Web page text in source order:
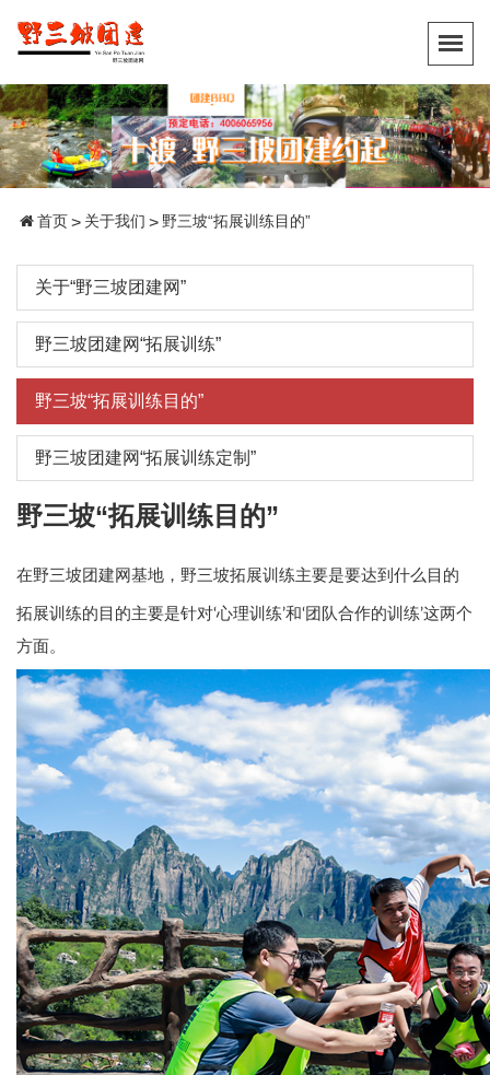
首页> 关于我们 > 野三坡“拓展训练目的”
关于“野三坡团建网”
野三坡团建网“拓展训练”
野三坡“拓展训练目的”
野三坡团建网“拓展训练定制”
野三坡“拓展训练目的”
在野三坡团建网基地，野三坡拓展训练主要是要达到什么目的
拓展训练的目的主要是针对‘心理训练’和‘团队合作的训练’这两个
方面。